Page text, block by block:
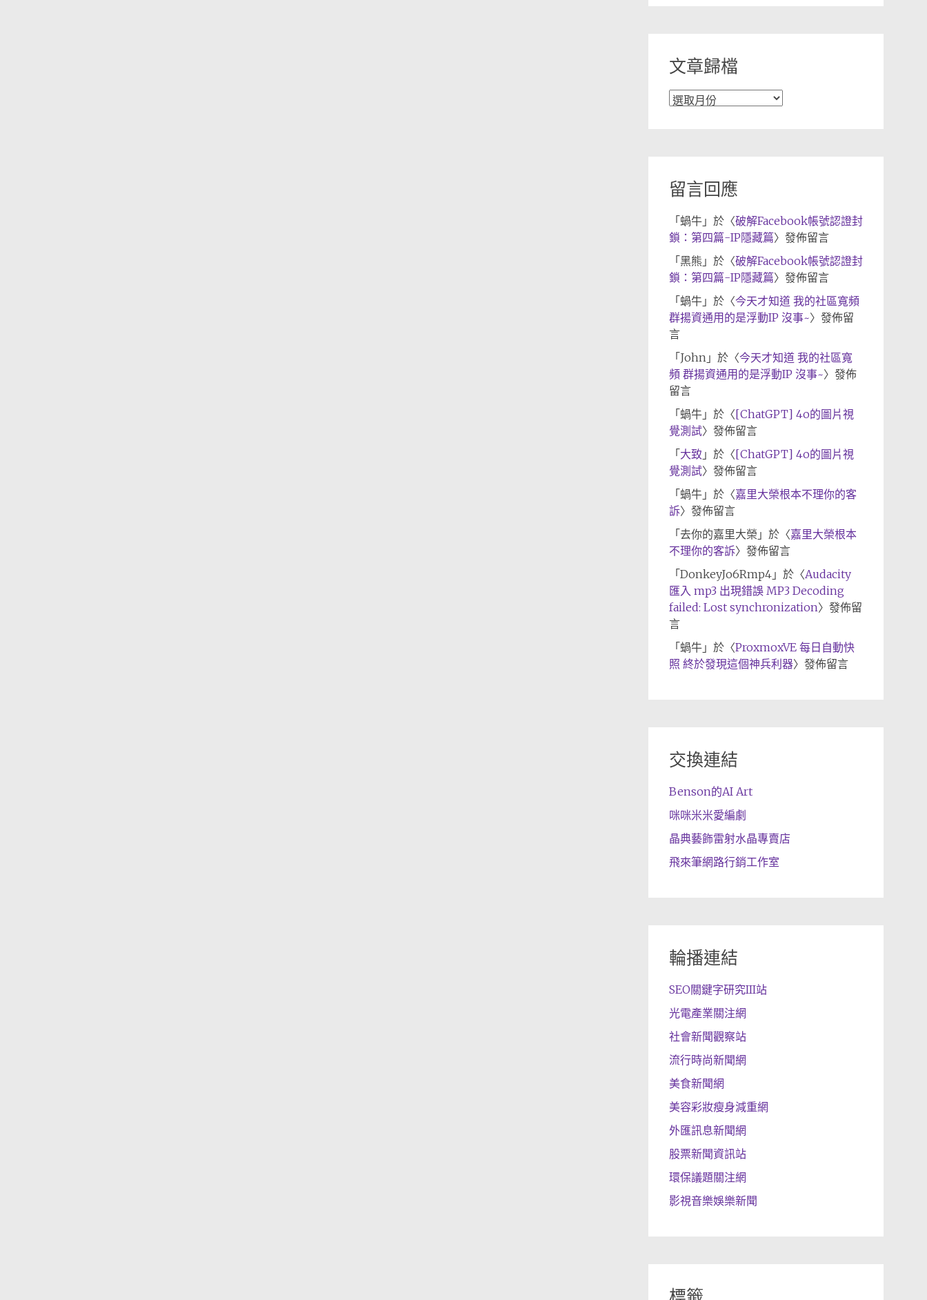
文章歸檔
文
留言回應
「 蝸牛」於〈破解Facebook帳號認證封
鎖：第四篇-IP隱藏篇〉發佈留言
「 黑熊 」於〈破解Facebook帳號認證封
鎖：第四篇-IP隱藏篇〉發佈留言
「 蝸牛」於〈今天才知道 我的社區寬頻
群揚資通用的是浮動IP 沒事~〉發佈留
言
「 John」於〈今天才知道 我的社區寬
頻 群揚資通用的是浮動IP 沒事~〉發佈
留言
「 蝸牛」於〈[ChatGPT] 4o的圖片視
覺測試〉發佈留言
「 大致 」於〈[ChatGPT] 4o的圖片視
覺測試〉發佈留言
「 蝸牛」於〈嘉里大榮根本不理你的客
訴〉發佈留言
「 去你的嘉里大榮 」於〈嘉里大榮根本
不理你的客訴〉發佈留言
「 DonkeyJo6Rmp4」於〈Audacity
匯入 mp3 出現錯誤 MP3 Decoding
failed: Lost synchronization〉發佈留
言
「 蝸牛」於〈ProxmoxVE 每日自動快
照 終於發現這個神兵利器〉發佈留言
交換連結
Benson的AI Art
咪咪米米愛編劇
晶典藝飾雷射水晶專賣店
飛來筆網路行銷工作室
輪播連結
SEO關鍵字研究III站
光電產業關注網
社會新聞觀察站
流行時尚新聞網
美食新聞網
美容彩妝瘦身減重網
外匯訊息新聞網
股票新聞資訊站
環保議題關注網
影視音樂娛樂新聞